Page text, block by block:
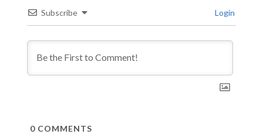
Subscribe Login
0COMMENTS